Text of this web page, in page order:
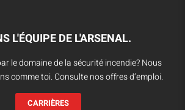
L'ÉQUIPE DE L'ARSENAL.
le domaine de la sécurité incendie? Nous
comme toi. Consulte nos offres d’emploi.
CARRIÈRES